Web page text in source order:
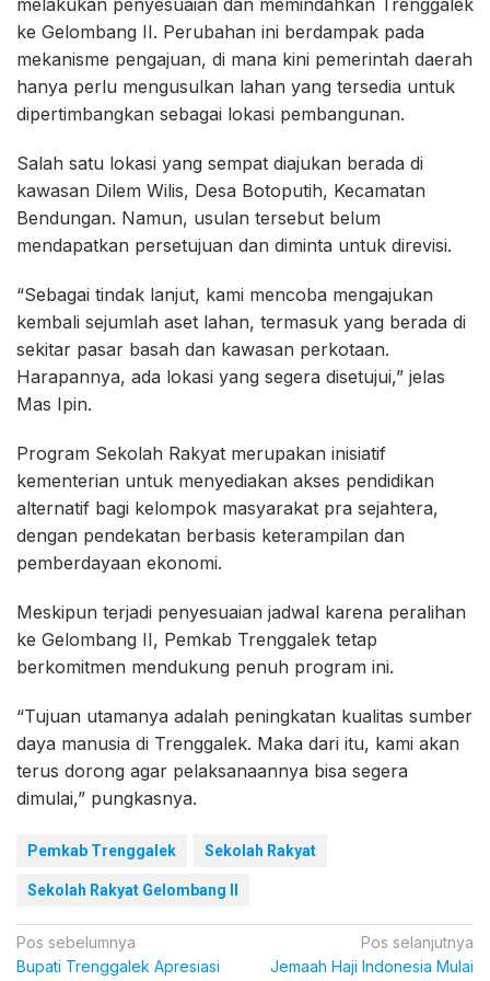
ke Gelombang II. Perubahan ini berdampak pada
mekanisme pengajuan, di mana kini pemerintah daerah
hanya perlu mengusulkan lahan yang tersedia untuk
dipertimbangkan sebagai lokasi pembangunan.
Salah satu lokasi yang sempat diajukan berada di
kawasan Dilem Wilis, Desa Botoputih, Kecamatan
Bendungan. Namun, usulan tersebut belum
mendapatkan persetujuan dan diminta untuk direvisi.
“Sebagai tindak lanjut, kami mencoba mengajukan
kembali sejumlah aset lahan, termasuk yang berada di
sekitar pasar basah dan kawasan perkotaan.
Harapannya, ada lokasi yang segera disetujui,” jelas
Mas Ipin.
Program Sekolah Rakyat merupakan inisiatif
kementerian untuk menyediakan akses pendidikan
alternatif bagi kelompok masyarakat pra sejahtera,
dengan pendekatan berbasis keterampilan dan
pemberdayaan ekonomi.
Meskipun terjadi penyesuaian jadwal karena peralihan
ke Gelombang II, Pemkab Trenggalek tetap
berkomitmen mendukung penuh program ini.
“Tujuan utamanya adalah peningkatan kualitas sumber
daya manusia di Trenggalek. Maka dari itu, kami akan
terus dorong agar pelaksanaannya bisa segera
dimulai,” pungkasnya.
Pemkab Trenggalek Sekolah Rakyat
Sekolah Rakyat Gelombang II
Navigasi
pos
Pos sebelumnya
Bupati Trenggalek Apresiasi
Pos selanjutnya
Jemaah Haji Indonesia Mulai